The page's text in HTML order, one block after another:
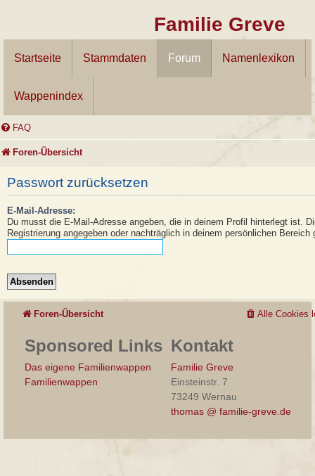
Familie Greve
Startseite Stammdaten Forum Namenlexikon
Wappenindex
FAQ
Foren-Übersicht
Passwort zurücksetzen
E-Mail-Adresse:
Du musst die E-Mail-Adresse angeben, die in deinem Profil hinterlegt ist.
Registrierung angegeben oder nachträglich in deinem persönlichen Bereich
Foren-Übersicht Alle Cookies
Sponsored Links
Das eigene Familienwappen
Familienwappen
Kontakt
Familie Greve
Einsteinstr. 7
73249 Wernau
thomas @ familie-greve.de